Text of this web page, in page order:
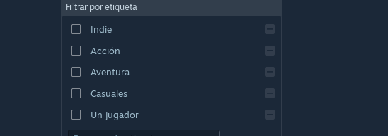
Inglés
Español de Hispanoamérica
Griego
Filtrar por etiqueta
Indie
Acción
Aventura
Casuales
Un jugador